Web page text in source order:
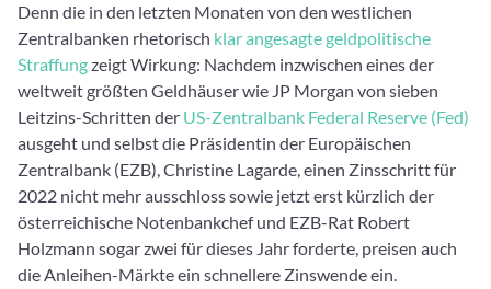
Denn die in den letzten Monaten von den westlichen
Zentralbanken rhetorisch klar angesagte geldpolitische
Straffungzeigt Wirkung: Nachdem inzwischen eines der
weltweit größten Geldhäuser wie JP Morgan von sieben
Leitzins-Schritten der US-Zentralbank Federal Reserve (Fed)
ausgeht und selbst die Präsidentin der Europäischen
Zentralbank (EZB), Christine Lagarde, einen Zinsschritt für
2022 nicht mehr ausschloss sowie jetzt erst kürzlich der
österreichische Notenbankchef und EZB-Rat Robert
Holzmann sogar zwei für dieses Jahr forderte, preisen auch
die Anleihen-Märkte ein schnellere Zinswende ein.